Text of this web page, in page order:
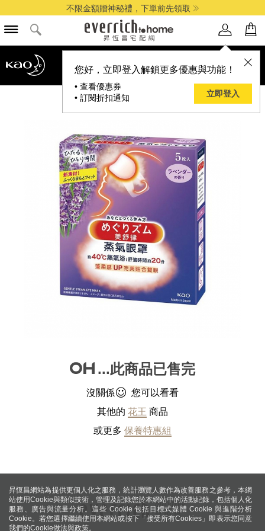
不限金額贈神秘禮，下單前先領取
您好，立即登入解鎖更多優惠與功能！
• 查看優惠券
• 訂閱折扣通知
立即登入
...此商品已售完
沒關係
您可以看看
其他的 花王 商品
或更多 保養特惠組
昇恆昌網站為提供更個人化之服務，統計瀏覽人數作為改善服務之參考，本網
站使用Cookie與類似技術，管理及記錄您於本網站中的活動紀錄，包括個人化
服務、廣告與流量分析。這些 Cookie 包括目標式媒體 Cookie 與進階分析
Cookie。若您選擇繼續使用本網站或按下「接受所有Cookies」即表示您同意
我們的Cookie做法與政策。